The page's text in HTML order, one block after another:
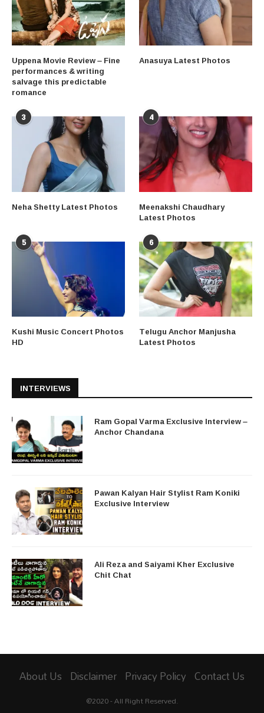
Uppena Movie Review – Fine
performances & writing
salvage this predictable
romance
Anasuya Latest Photos
3
Neha Shetty Latest Photos
4
Meenakshi Chaudhary
Latest Photos
5
Kushi Music Concert Photos
HD
6
Telugu Anchor Manjusha
Latest Photos
INTERVIEWS
Ram Gopal Varma Exclusive Interview –
Anchor Chandana
Pawan Kalyan Hair Stylist Ram Koniki
Exclusive Interview
Ali Reza and Saiyami Kher Exclusive
Chit Chat
About Us Disclaimer Privacy Policy Contact Us
@2020 - All Right Reserved.